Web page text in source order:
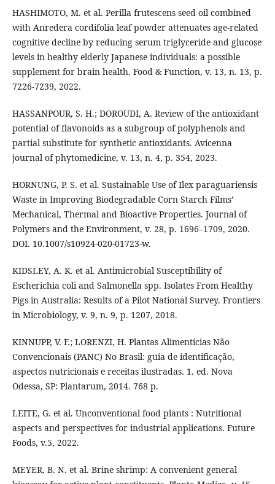
HASHIMOTO, M. et al. Perilla frutescens seed oil combined
with Anredera cordifolia leaf powder attenuates age-related
cognitive decline by reducing serum triglyceride and glucose
levels in healthy elderly Japanese individuals: a possible
supplement for brain health. Food & Function, v. 13, n. 13, p.
7226-7239, 2022.
HASSANPOUR, S. H.; DOROUDI, A. Review of the antioxidant
potential of flavonoids as a subgroup of polyphenols and
partial substitute for synthetic antioxidants. Avicenna
journal of phytomedicine, v. 13, n. 4, p. 354, 2023.
HORNUNG, P. S. et al. Sustainable Use of Ilex paraguariensis
Waste in Improving Biodegradable Corn Starch Films’
Mechanical, Thermal and Bioactive Properties. Journal of
Polymers and the Environment, v. 28, p. 1696–1709, 2020.
DOI. 10.1007/s10924-020-01723-w.
KIDSLEY, A. K. et al. Antimicrobial Susceptibility of
Escherichia coli and Salmonella spp. Isolates From Healthy
Pigs in Australia: Results of a Pilot National Survey. Frontiers
in Microbiology, v. 9, n. 9, p. 1207, 2018.
KINNUPP, V. F.; LORENZI, H. Plantas Alimentícias Não
Convencionais (PANC) No Brasil: guia de identificação,
aspectos nutricionais e receitas ilustradas. 1. ed. Nova
Odessa, SP: Plantarum, 2014. 768 p.
LEITE, G. et al. Unconventional food plants : Nutritional
aspects and perspectives for industrial applications. Future
Foods, v.5, 2022.
MEYER, B. N. et al. Brine shrimp: A convenient general